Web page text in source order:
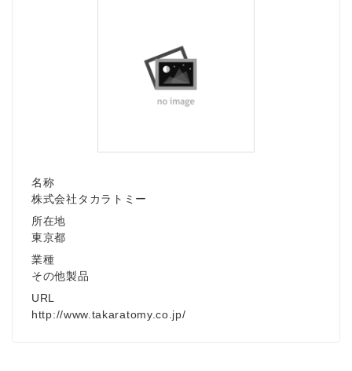
名称
株式会社タカラトミー
所在地
東京都
業種
その他製品
URL
http://www.takaratomy.co.jp/